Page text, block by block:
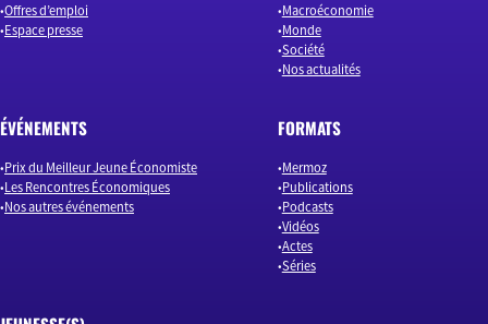
Offres d’emploi
Espace presse
Macroéconomie
Monde
Société
Nos actualités
ÉVÉNEMENTS
Prix du Meilleur Jeune Économiste
Les Rencontres Économiques
Nos autres événements
FORMATS
Mermoz
Publications
Podcasts
Vidéos
Actes
Séries